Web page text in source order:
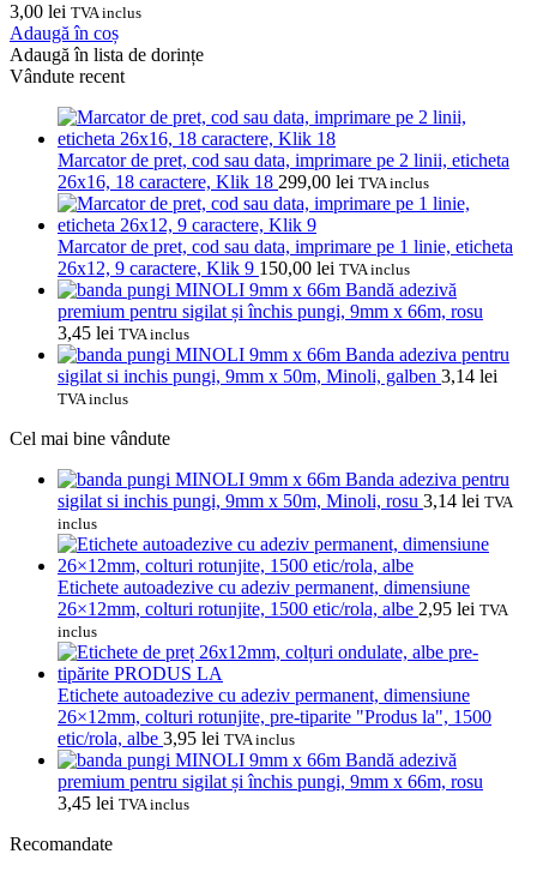
3,00 lei TVA inclus
Adaugă în coș
Adaugă în lista de dorințe
Vândute recent
Marcator de pret, cod sau data, imprimare pe 2 linii, eticheta
26x16, 18 caractere, Klik 18 299,00 lei TVA inclus
Marcator de pret, cod sau data, imprimare pe 1 linie, eticheta
26x12, 9 caractere, Klik 9 150,00 lei TVA inclus
Bandă adezivă
premium pentru sigilat și închis pungi, 9mm x 66m, rosu
3,45 lei TVA inclus
Banda adeziva pentru
sigilat si inchis pungi, 9mm x 50m, Minoli, galben 3,14 lei
TVA inclus
Cel mai bine vândute
Banda adeziva pentru
sigilat si inchis pungi, 9mm x 50m, Minoli, rosu 3,14 lei TVA
inclus
Etichete autoadezive cu adeziv permanent, dimensiune
26×12mm, colturi rotunjite, 1500 etic/rola, albe 2,95 lei TVA
inclus
Etichete autoadezive cu adeziv permanent, dimensiune
26×12mm, colturi rotunjite, pre-tiparite "Produs la", 1500
etic/rola, albe 3,95 lei TVA inclus
Bandă adezivă
premium pentru sigilat și închis pungi, 9mm x 66m, rosu
3,45 lei TVA inclus
Recomandate